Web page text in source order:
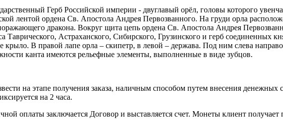
Герб Российской империи - двуглавый орёл, головы которого
лентой ордена Св. Апостола Андрея Первозванного. На груди орла
дракона. Вокруг щита цепь ордена Св. Апостола Андрея
Таврического, Астраханского, Сибирского, Грузинского и герб соединенных
В правой лапе орла – скипетр, в левой – держава. Под ним слева
канта имеются рельефные элементы, выполненные в виде зубцов.
на этапе получения заказа, наличным способом путем внесения денежных
на 2 часа.
оплаты заключается Договор и выставляется счет. Монеты клиент